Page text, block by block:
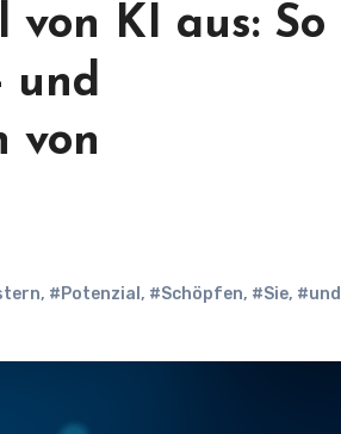
von KI aus: So
und
von
, #Potenzial , #Schöpfen, #Sie, #und